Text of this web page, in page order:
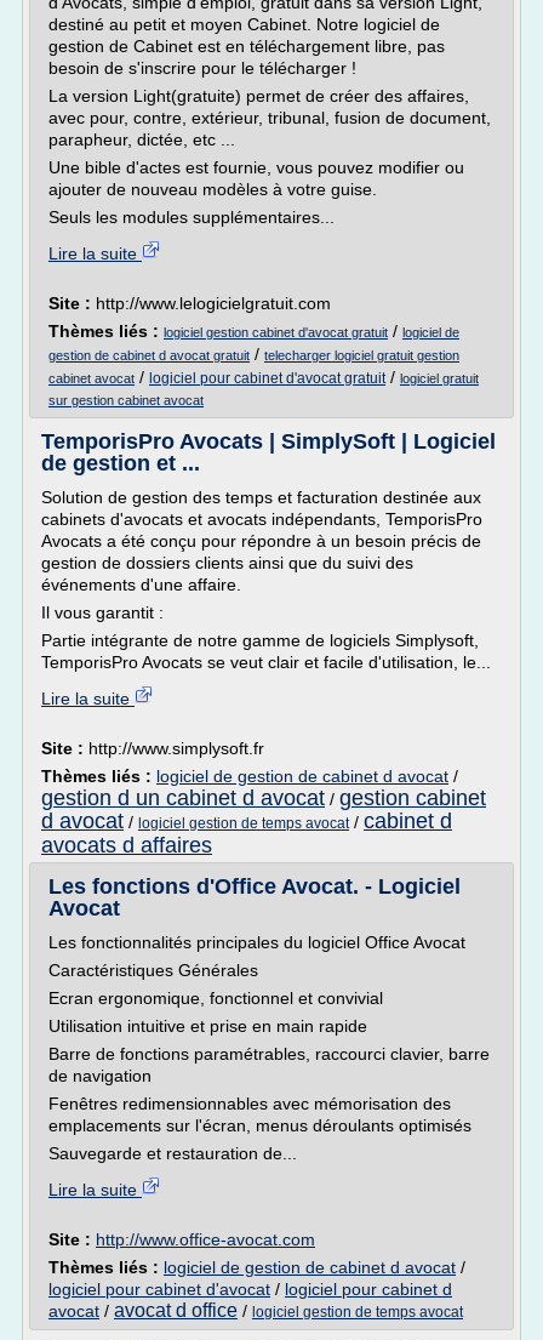
destiné au petit et moyen Cabinet. Notre logiciel de
gestion de Cabinet est en téléchargement libre, pas
besoin de s'inscrire pour le télécharger !
La version Light(gratuite) permet de créer des affaires,
avec pour, contre, extérieur, tribunal, fusion de document,
parapheur, dictée, etc ...
Une bible d'actes est fournie, vous pouvez modifier ou
ajouter de nouveau modèles à votre guise.
Seuls les modules supplémentaires...
Lire la suite
Site : http://www.lelogicielgratuit.com
Thèmes liés : logiciel gestion cabinet d'avocat gratuit / logiciel de
gestion de cabinet d avocat gratuit / telecharger logiciel gratuit gestion
cabinet avocat / logiciel pour cabinet d'avocat gratuit/ logiciel gratuit
sur gestion cabinet avocat
TemporisPro Avocats | SimplySoft | Logiciel
de gestion et ...
Solution de gestion des temps et facturation destinée aux
cabinets d'avocats et avocats indépendants, TemporisPro
Avocats a été conçu pour répondre à un besoin précis de
gestion de dossiers clients ainsi que du suivi des
événements d'une affaire.
Il vous garantit :
Partie intégrante de notre gamme de logiciels Simplysoft,
TemporisPro Avocats se veut clair et facile d'utilisation, le...
Lire la suite
Site : http://www.simplysoft.fr
Thèmes liés : logiciel de gestion de cabinet d avocat /
gestion d un cabinet d avocat / gestion cabinet
d avocat / logiciel gestion de temps avocat/ cabinet d
avocats d affaires
Les fonctions d'Office Avocat. - Logiciel
Avocat
Les fonctionnalités principales du logiciel Office Avocat
Caractéristiques Générales
Ecran ergonomique, fonctionnel et convivial
Utilisation intuitive et prise en main rapide
Barre de fonctions paramétrables, raccourci clavier, barre
de navigation
Fenêtres redimensionnables avec mémorisation des
emplacements sur l'écran, menus déroulants optimisés
Sauvegarde et restauration de...
Lire la suite
Site : http://www.office-avocat.com
Thèmes liés : logiciel de gestion de cabinet d avocat /
logiciel pour cabinet d'avocat / logiciel pour cabinet d
avocat / avocat d office / logiciel gestion de temps avocat